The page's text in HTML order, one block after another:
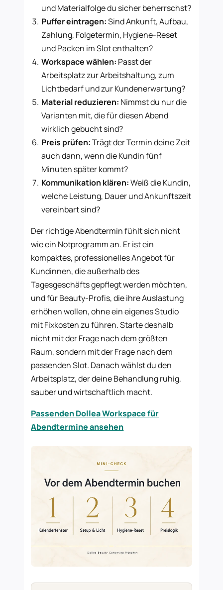
und Materialfolge du sicher beherrschst?
Puffer eintragen:Sind Ankunft, Aufbau,
Zahlung, Folgetermin, Hygiene-Reset
und Packen im Slot enthalten?
Workspace wählen: Passt der
Arbeitsplatz zur Arbeitshaltung, zum
Lichtbedarf und zur Kundenerwartung?
Material reduzieren: Nimmst du nur die
Varianten mit, die für diesen Abend
wirklich gebucht sind?
Preis prüfen:Trägt der Termin deine Zeit
auch dann, wenn die Kundin fünf
Minuten später kommt?
Kommunikation klären:Weiß die Kundin,
welche Leistung, Dauer und Ankunftszeit
vereinbart sind?
Der richtige Abendtermin fühlt sich nicht
wie ein Notprogramm an. Er ist ein
kompaktes, professionelles Angebot für
Kundinnen, die außerhalb des
Tagesgeschäfts gepflegt werden möchten,
und für Beauty-Profis, die ihre Auslastung
erhöhen wollen, ohne ein eigenes Studio
mit Fixkosten zu führen. Starte deshalb
nicht mit der Frage nach dem größten
Raum, sondern mit der Frage nach dem
passenden Slot. Danach wählst du den
Arbeitsplatz, der deine Behandlung ruhig,
sauber und wirtschaftlich macht.
Passenden Dollea Workspace für
Abendtermine ansehen